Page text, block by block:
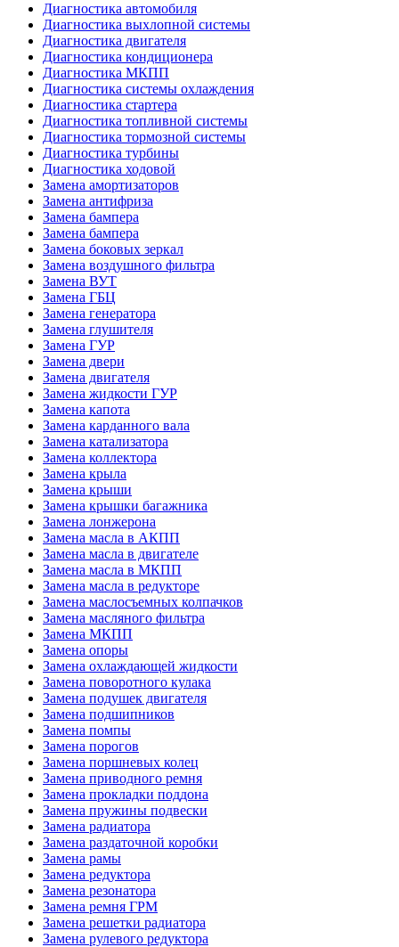
Диагностика автомобиля
Диагностика выхлопной системы
Диагностика двигателя
Диагностика кондиционера
Диагностика МКПП
Диагностика системы охлаждения
Диагностика стартера
Диагностика топливной системы
Диагностика тормозной системы
Диагностика турбины
Диагностика ходовой
Замена амортизаторов
Замена антифриза
Замена бампера
Замена бампера
Замена боковых зеркал
Замена воздушного фильтра
Замена ВУТ
Замена ГБЦ
Замена генератора
Замена глушителя
Замена ГУР
Замена двери
Замена двигателя
Замена жидкости ГУР
Замена капота
Замена карданного вала
Замена катализатора
Замена коллектора
Замена крыла
Замена крыши
Замена крышки багажника
Замена лонжерона
Замена масла в АКПП
Замена масла в двигателе
Замена масла в МКПП
Замена масла в редукторе
Замена маслосъемных колпачков
Замена масляного фильтра
Замена МКПП
Замена опоры
Замена охлаждающей жидкости
Замена поворотного кулака
Замена подушек двигателя
Замена подшипников
Замена помпы
Замена порогов
Замена поршневых колец
Замена приводного ремня
Замена прокладки поддона
Замена пружины подвески
Замена радиатора
Замена раздаточной коробки
Замена рамы
Замена редуктора
Замена резонатора
Замена ремня ГРМ
Замена решетки радиатора
Замена рулевого редуктора